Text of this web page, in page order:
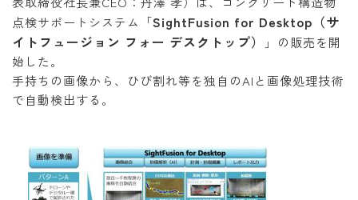
点検サポートシステム「SightFusion for Desktop（サ
イトフュージョン フォー デスクトップ）
」の販売を開
始した。
手持ちの画像から、ひび割れ等を独自のAIと画像処理技術
で自動検出する。